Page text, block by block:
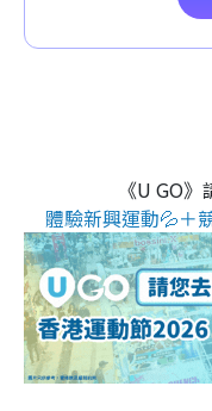
《U GO
體驗新興運動💦＋